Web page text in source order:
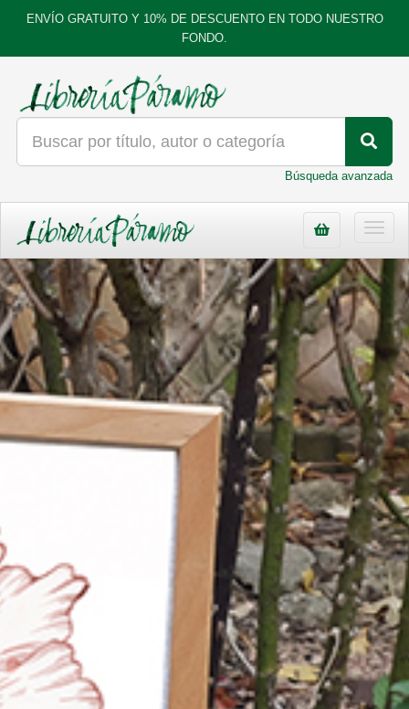
ENVÍO GRATUITO Y 10% DE DESCUENTO EN TODO NUESTRO
FONDO.
Búsqueda avanzada